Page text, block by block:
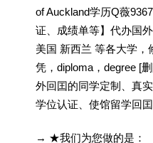
of Auckland学历Q薇
证、成绩单等】代办国
美国 新西兰 等各大学，
凭，diploma，degree [
外回囯的同学定制、真
学位认证、使馆留学回
→ ★我们为您做的是：